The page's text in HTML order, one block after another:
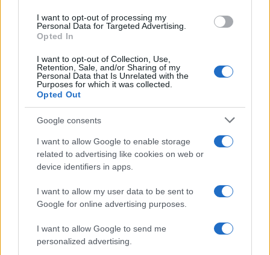
I want to opt-out of processing my
Personal Data for Targeted Advertising.
Opted In
I want to opt-out of Collection, Use,
Retention, Sale, and/or Sharing of my
Personal Data that Is Unrelated with the
Purposes for which it was collected.
Opted Out
Google consents
I want to allow Google to enable storage
related to advertising like cookies on web or
device identifiers in apps.
I want to allow my user data to be sent to
Google for online advertising purposes.
I want to allow Google to send me
personalized advertising.